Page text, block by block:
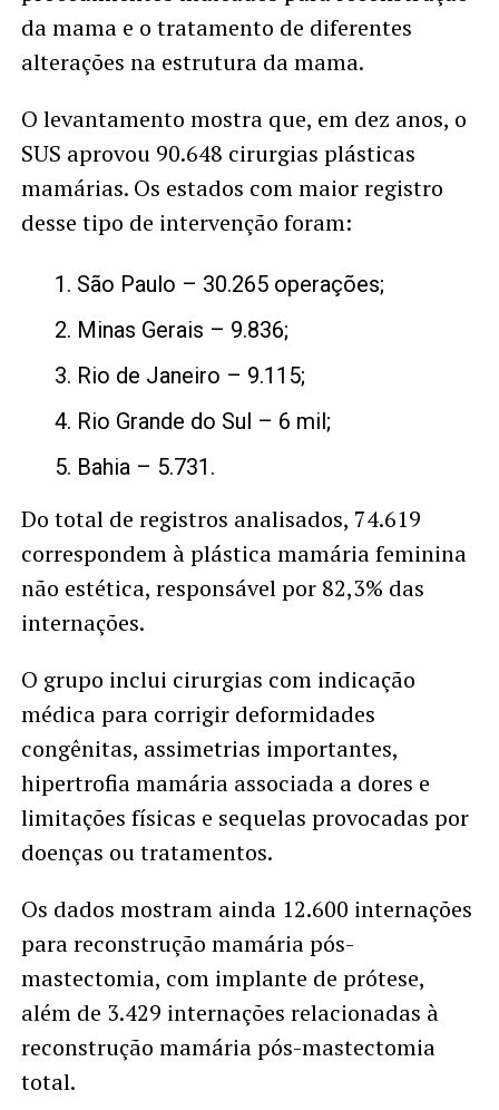
da mama e o tratamento de diferentes
alterações na estrutura da mama.
O levantamento mostra que, em dez anos, o
SUS aprovou 90.648 cirurgias plásticas
mamárias. Os estados com maior registro
desse tipo de intervenção foram:
São Paulo – 30.265 operações;
Minas Gerais – 9.836;
Rio de Janeiro – 9.115;
Rio Grande do Sul – 6 mil;
Bahia – 5.731.
Do total de registros analisados, 74.619
correspondem à plástica mamária feminina
não estética, responsável por 82,3% das
internações.
O grupo inclui cirurgias com indicação
médica para corrigir deformidades
congênitas, assimetrias importantes,
hipertrofia mamária associada a dores e
limitações físicas e sequelas provocadas por
doenças ou tratamentos.
Os dados mostram ainda 12.600 internações
para reconstrução mamária pós-
mastectomia, com implante de prótese,
além de 3.429 internações relacionadas à
reconstrução mamária pós-mastectomia
total.